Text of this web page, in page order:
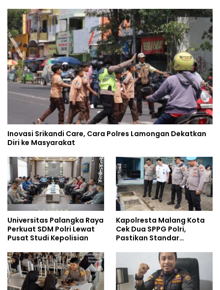
Inovasi Srikandi Care, Cara Polres Lamongan Dekatkan
Diri ke Masyarakat
Universitas Palangka Raya
Perkuat SDM Polri Lewat
Pusat Studi Kepolisian
Kapolresta Malang Kota
Cek Dua SPPG Polri,
Pastikan Standar
Pengelolaan Limbah
Berjalan Optimal